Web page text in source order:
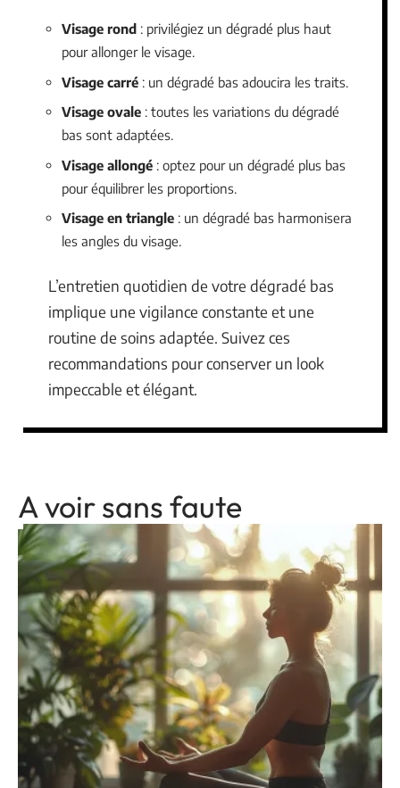
Visage rond : privilégiez un dégradé plus haut
pour allonger le visage.
Visage carré : un dégradé bas adoucira les traits.
Visage ovale : toutes les variations du dégradé
bas sont adaptées.
Visage allongé : optez pour un dégradé plus bas
pour équilibrer les proportions.
Visage en triangle : un dégradé bas harmonisera
les angles du visage.
L’entretien quotidien de votre dégradé bas
implique une vigilance constante et une
routine de soins adaptée. Suivez ces
recommandations pour conserver un look
impeccable et élégant.
A voir sans faute